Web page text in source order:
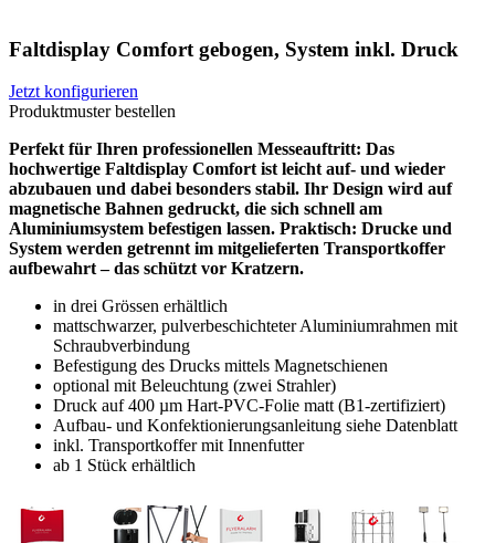
Faltdisplay Comfort gebogen, System inkl. Druck
Jetzt konfigurieren
Produktmuster bestellen
Perfekt für Ihren professionellen Messeauftritt: Das
hochwertige Faltdisplay Comfort ist leicht auf- und wieder
abzubauen und dabei besonders stabil. Ihr Design wird auf
magnetische Bahnen gedruckt, die sich schnell am
Aluminiumsystem befestigen lassen. Praktisch: Drucke und
System werden getrennt im mitgelieferten Transportkoffer
aufbewahrt – das schützt vor Kratzern.
in drei Grössen erhältlich
mattschwarzer, pulverbeschichteter Aluminiumrahmen mit
Schraubverbindung
Befestigung des Drucks mittels Magnetschienen
optional mit Beleuchtung (zwei Strahler)
Druck auf 400 µm Hart-PVC-Folie matt (B1-zertifiziert)
Aufbau- und Konfektionierungsanleitung siehe Datenblatt
inkl. Transportkoffer mit Innenfutter
ab 1 Stück erhältlich